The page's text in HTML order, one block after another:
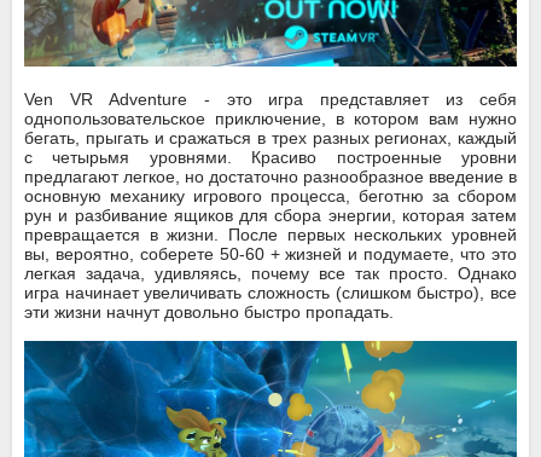
Ven VR Adventure - это игра представляет из себя
однопользовательское приключение, в котором вам нужно
бегать, прыгать и сражаться в трех разных регионах, каждый
с четырьмя уровнями. Красиво построенные уровни
предлагают легкое, но достаточно разнообразное введение в
основную механику игрового процесса, беготню за сбором
рун и разбивание ящиков для сбора энергии, которая затем
превращается в жизни. После первых нескольких уровней
вы, вероятно, соберете 50-60 + жизней и подумаете, что это
легкая задача, удивляясь, почему все так просто. Однако
игра начинает увеличивать сложность (слишком быстро), все
эти жизни начнут довольно быстро пропадать.